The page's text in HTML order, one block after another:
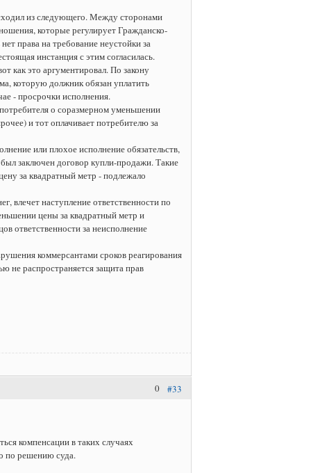
из следующего. Между сторонами
которые регулирует Гражданско-
права на требование неустойки за
инстанция с этим согласилась.
как это аргументировал. По закону
которую должник обязан уплатить
- просрочки исполнения.
о соразмерном уменьшении
и тот оплачивает потребителю за
или плохое исполнение обязательств,
заключен договор купли-продажи. Такие
за квадратный метр - подлежало
влечет наступление ответственности по
цены за квадратный метр и
ответственности за неисполнение
коммерсантами сроков реагирования
не распространяется защита прав
#33
0
компенсации в таких случаях
по решению суда.